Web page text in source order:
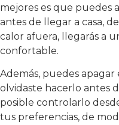
mejores es que puedes
antes de llegar a casa,
calor afuera, llegarás a
confortable.
Además, puedes apagar
olvidaste hacerlo antes
posible controlarlo
tus preferencias, de